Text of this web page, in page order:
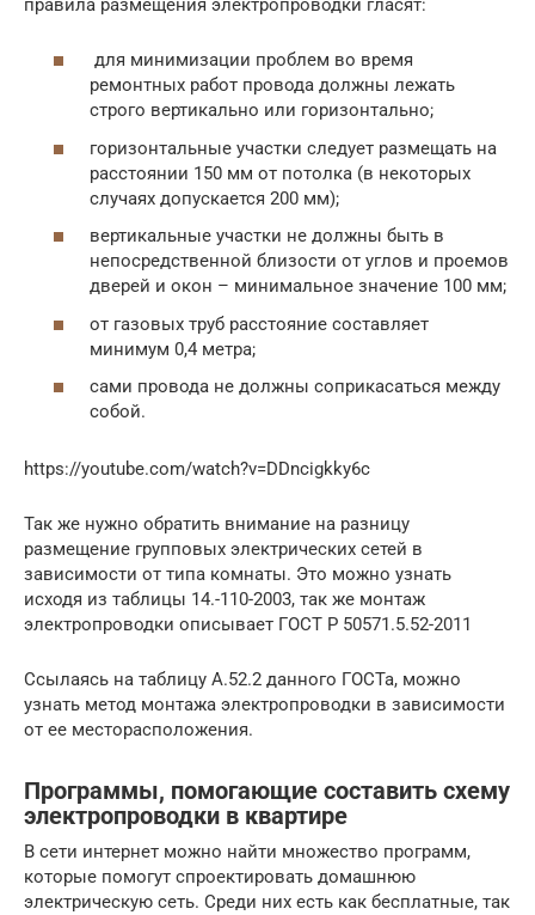
правила размещения электропроводки гласят:
для минимизации проблем во время
ремонтных работ провода должны лежать
строго вертикально или горизонтально;
горизонтальные участки следует размещать на
расстоянии 150 мм от потолка (в некоторых
случаях допускается 200 мм);
вертикальные участки не должны быть в
непосредственной близости от углов и проемов
дверей и окон – минимальное значение 100 мм;
от газовых труб расстояние составляет
минимум 0,4 метра;
сами провода не должны соприкасаться между
собой.
https://youtube.com/watch?v=DDncigkky6c
Так же нужно обратить внимание на разницу
размещение групповых электрических сетей в
зависимости от типа комнаты. Это можно узнать
исходя из таблицы 14.-110-2003, так же монтаж
электропроводки описывает ГОСТ Р 50571.5.52-2011
Ссылаясь на таблицу А.52.2 данного ГОСТа, можно
узнать метод монтажа электропроводки в зависимости
от ее месторасположения.
Программы, помогающие составить схему
электропроводки в квартире
В сети интернет можно найти множество программ,
которые помогут спроектировать домашнюю
электрическую сеть. Среди них есть как бесплатные, так